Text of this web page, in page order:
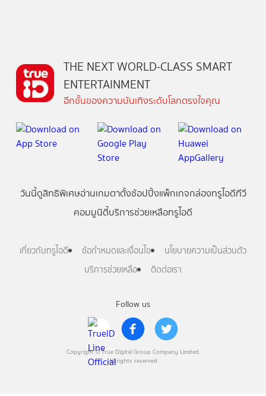
Follow us
Copyright © True Digital Group Company Limited.
All rights reserved
THE NEXT WORLD-CLASS SMART
ENTERTAINMENT
อีกขั้นของความบันเทิงระดับโลกตรงใจคุณ
วันนี้ดูสิทธิพิเศษอ่านเกมตาตั้งช้อปปิ้งแพ็กเกจกล่องทรูไอดีทีวี
คอมมูนิตี้บริการช่วยเหลือทรูไอดี
เกี่ยวกับทรูไอดี ข้อกำหนดและเงื่อนไข
นโยบายความเป็นส่วนตัว
บริการช่วยเหลือ
ติดต่อเรา